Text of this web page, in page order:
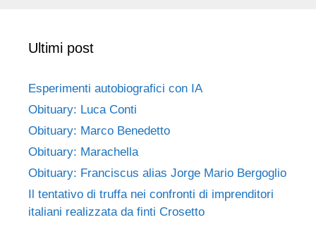
Ultimi post
Esperimenti autobiografici con IA
Obituary: Luca Conti
Obituary: Marco Benedetto
Obituary: Marachella
Obituary: Franciscus alias Jorge Mario Bergoglio
Il tentativo di truffa nei confronti di imprenditori
italiani realizzata da finti Crosetto